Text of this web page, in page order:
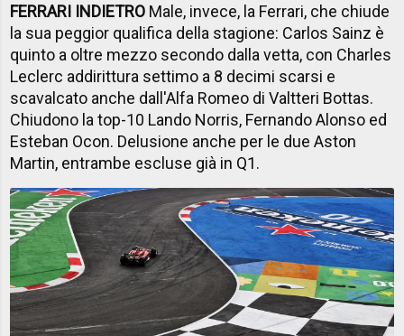
FERRARI INDIETRO Male, invece, la Ferrari, che chiude
la sua peggior qualifica della stagione: Carlos Sainz è
quinto a oltre mezzo secondo dalla vetta, con Charles
Leclerc addirittura settimo a 8 decimi scarsi e
scavalcato anche dall'Alfa Romeo di Valtteri Bottas.
Chiudono la top-10 Lando Norris, Fernando Alonso ed
Esteban Ocon. Delusione anche per le due Aston
Martin, entrambe escluse già in Q1.